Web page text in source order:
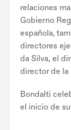
relaciones
Gobierno
española,
directores
da Silva, el
director de la
Bondalti
el inicio de